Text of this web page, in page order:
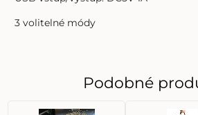
3 volitelné módy
Podobné